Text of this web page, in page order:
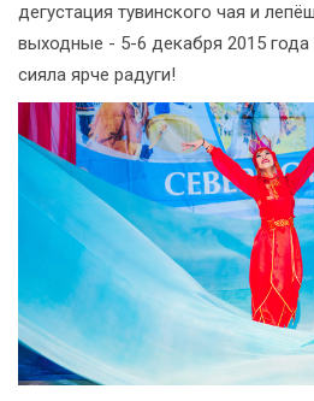
дегустация тувинского чая и
выходные - 5-6 декабря 2015 года
сияла ярче радуги!